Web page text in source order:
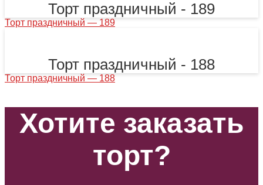
Торт праздничный - 189
Торт праздничный — 189
Торт праздничный - 188
Торт праздничный — 188
Хотите заказать
торт?